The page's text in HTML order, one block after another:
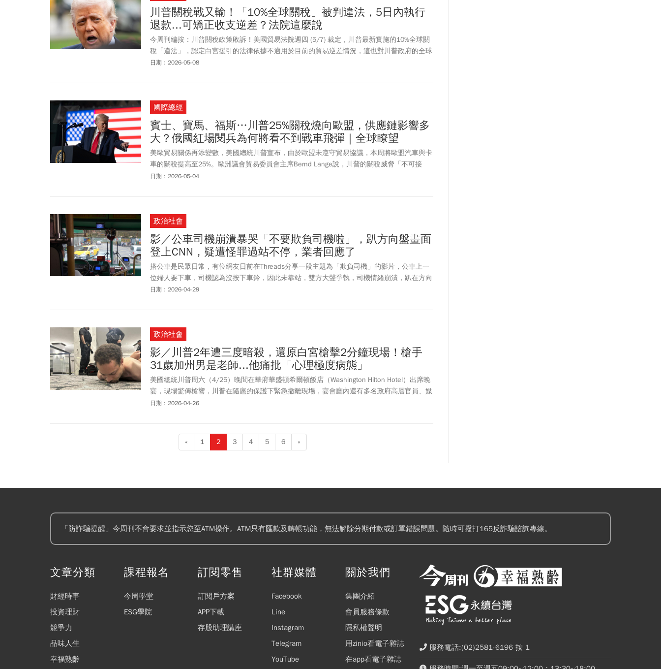
起他的事。」川普還說，過去也曾多次向中國提過黎智英案件。
川普關稅戰又輸！「10%全球關稅」被判違法，5日內執行
退款...可矯正收支逆差？法院這麼說
今周刊編按：川普關稅政策敗訴！美國貿易法院週四 (5/7) 裁定，川普最新實施的10%全球關
稅「違法」，認定白宮援引的法律依據不適用於目前的貿易逆差情況，這也對川普政府的全球
關稅政策投下震撼彈。川普政府實施的臨時性10%全球關稅，是依據《1974年貿易法》第122
此裁定須在5天內執行判決，並對提告的進口商退還已繳納的關稅。外媒報導，若川普政府選
擇上訴，甚至後續不排除一路上訴到聯邦最高法院，將進一步牽動美國未來關稅政策與總統貿
易權限的法律界線。另一方面，川普最新表示，將給予歐盟到7月4日的最後期限，要求履行先
前與美國達成的貿易協議內容，否則美方將進一步提高對歐盟商品的關稅。
日期：2026-05-08
國際總經
賓士、寶馬、福斯…川普25%關稅燒向歐盟，供應鏈影響多
大？俄國紅場閱兵為何將看不到戰車飛彈｜全球瞭望
美歐貿易關係再添變數，美國總統川普宣布，由於歐盟未遵守貿易協議，本周將歐盟汽車與卡
車的關稅提高至25%。歐洲議會貿易委員會主席Bernd Lange說，川普的關稅威脅「不可接
受」，此舉顯示美國在貿易合作上缺乏穩定性，不再是可靠夥伴。
日期：2026-05-04
政治社會
影／公車司機崩潰暴哭「不要欺負司機啦」，趴方向盤畫面
登上CNN，疑遭怪罪過站不停，業者回應了
搭公車是民眾日常，有位網友日前在Threads分享一段主題為「欺負司機」的影片，公車上一
位婦人要下車，司機認為沒按下車鈴，因此未靠站，雙方大聲爭執，司機情緒崩潰，趴在方向
盤哭喊著「為什麼要欺負司機」，這段影片不只在Threads上流傳，後來還登上了CNN。
日期：2026-04-29
政治社會
影／川普2年遭三度暗殺，還原白宮槍擊2分鐘現場！槍手
31歲加州男是老師...他痛批「心理極度病態」
美國總統川普周六（4/25）晚間在華府華盛頓希爾頓飯店（Washington Hilton Hotel）出席晚
宴，現場驚傳槍響，川普在隨扈的保護下緊急撤離現場，宴會廳內還有多名政府高層官員、媒
體記者，現場一度陷入混亂。川普在華盛頓希爾頓酒店被特勤局人員迅速護送下台。川普表
表示，起初聽到槍聲以為是「托盤掉在地上的聲音」，但第一夫人梅蘭妮亞相當警覺認為聲音
不太對勁，隨後緊急撤離現場。川普痛批槍手被制伏時神情邪惡、心理極度病態。最新訊息顯
日期：2026-04-26
« 1 2 3 4 5 6 »
「防詐騙提醒」今周刊不會要求並指示您至ATM操作。ATM只有匯款及轉帳功能，無法解除分期付款或訂單錯誤問題。隨時可撥打165反詐騙諮詢專線。
文章分類
財經時事
投資理財
競爭力
品味人生
幸福熟齡
課程報名
今周學堂
ESG學院
訂閱零售
訂閱戶方案
APP下載
存股助理講座
社群媒體
Facebook
Line
Instagram
Telegram
YouTube
關於我們
集團介紹
會員服務條款
隱私權聲明
用zinio看電子雜誌
在app看電子雜誌
服務電話:(02)2581-6196 按 1